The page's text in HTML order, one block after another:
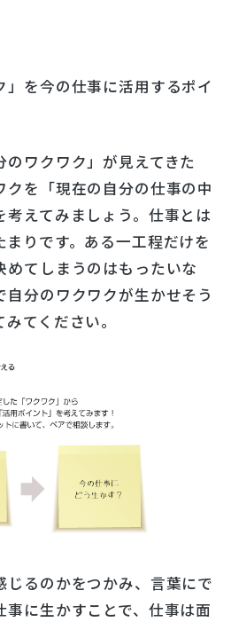
を今の仕事に活用するポイ
ワクワク」が見えてきた
クを「現在の自分の仕事の中
考えてみましょう。仕事とは
りです。ある一工程だけを
めてしまうのはもったいな
自分のワクワクが生かせそう
てください。
じるのかをつかみ、言葉にで
事に生かすことで、仕事は面